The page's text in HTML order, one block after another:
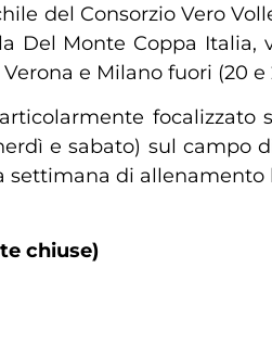
del Consorzio Vero
Del Monte Coppa
e Milano fuori (20
e sabato) sul campo
di allenamento
chiuse)